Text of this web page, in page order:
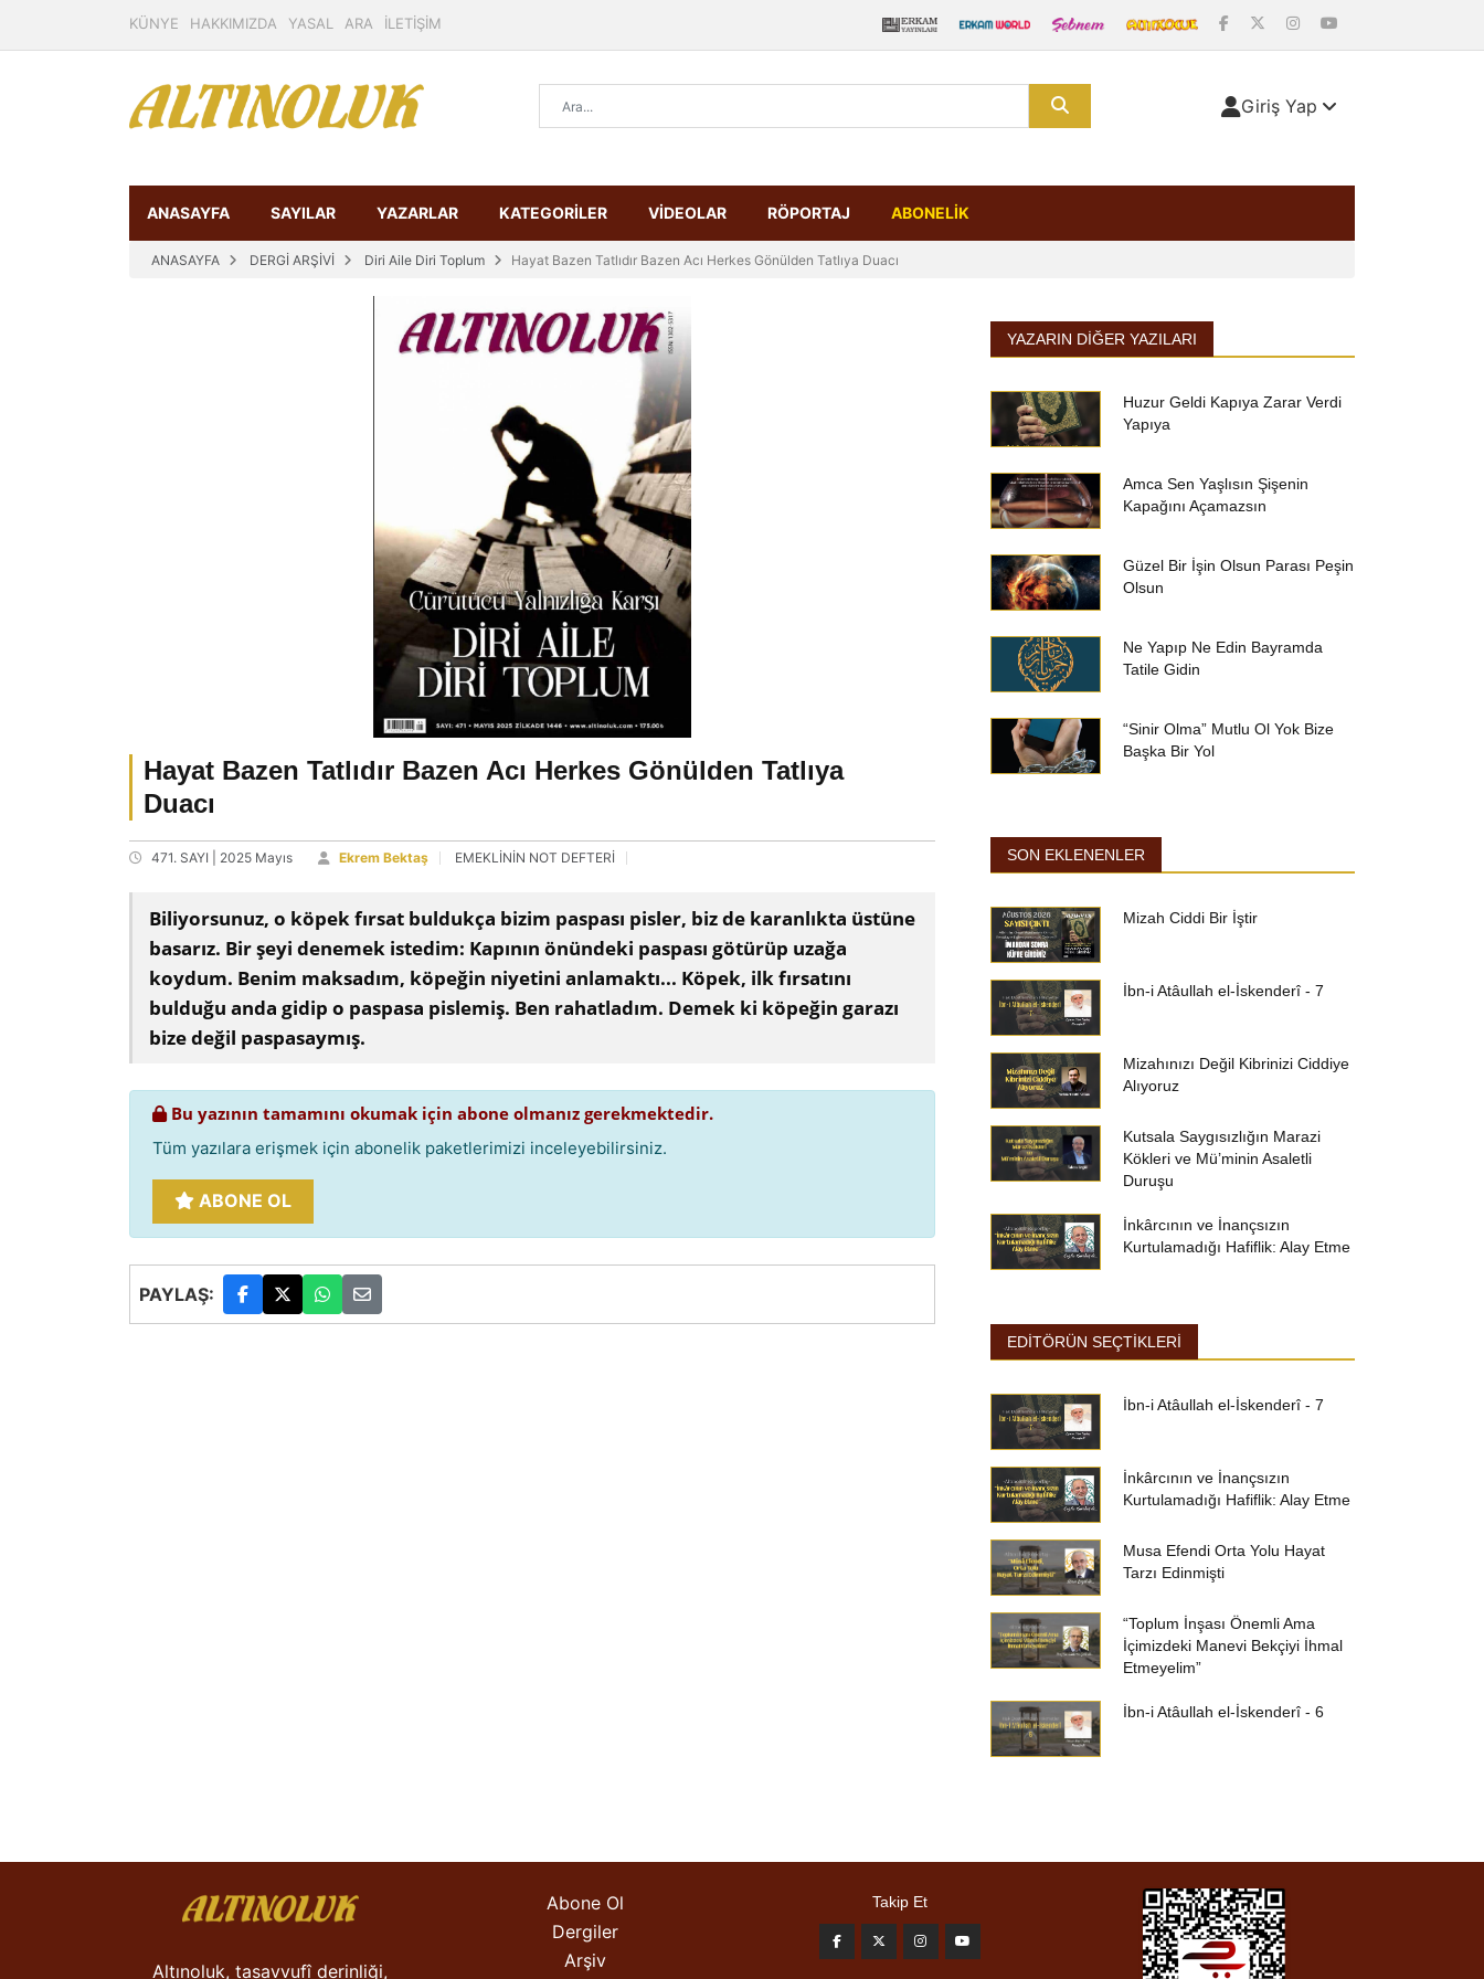
KÜNYE HAKKIMIZDA YASAL ARA İLETİŞİM
Giriş Yap
ANASAYFA SAYILAR YAZARLAR KATEGORİLER VİDEOLAR RÖPORTAJ ABONELİK
ANASAYFA DERGİ ARŞİVİ Diri Aile Diri Toplum Hayat Bazen Tatlıdır Bazen Acı Herkes Gönülden Tatlıya Duacı
Hayat Bazen Tatlıdır Bazen Acı Herkes Gönülden Tatlıya
Duacı
471. SAYI | 2025 Mayıs Ekrem Bektaş EMEKLİNİN NOT DEFTERİ
Biliyorsunuz, o köpek fırsat buldukça bizim paspası pisler, biz de karanlıkta üstüne
basarız. Bir şeyi denemek istedim: Kapının önündeki paspası götürüp uzağa
koydum. Benim maksadım, köpeğin niyetini anlamaktı... Köpek, ilk fırsatını
bulduğu anda gidip o paspasa pislemiş. Ben rahatladım. Demek ki köpeğin garazı
bize değil paspasaymış.
Bu yazının tamamını okumak için abone olmanız gerekmektedir.
Tüm yazılara erişmek için abonelik paketlerimizi inceleyebilirsiniz.
ABONE OL
PAYLAŞ:
YAZARIN DIĞER YAZILARI
Huzur Geldi Kapıya Zarar Verdi
Yapıya
Amca Sen Yaşlısın Şişenin
Kapağını Açamazsın
Güzel Bir İşin Olsun Parası Peşin
Olsun
Ne Yapıp Ne Edin Bayramda
Tatile Gidin
“Sinir Olma” Mutlu Ol Yok Bize
Başka Bir Yol
SON EKLENENLER
Mizah Ciddi Bir İştir
İbn-i Atâullah el-İskenderî - 7
Mizahınızı Değil Kibrinizi Ciddiye
Alıyoruz
Kutsala Saygısızlığın Marazi
Kökleri ve Mü’minin Asaletli
Duruşu
İnkârcının ve İnançsızın
Kurtulamadığı Hafiflik: Alay Etme
EDİTÖRÜN SEÇTİKLERİ
İbn-i Atâullah el-İskenderî - 7
İnkârcının ve İnançsızın
Kurtulamadığı Hafiflik: Alay Etme
Musa Efendi Orta Yolu Hayat
Tarzı Edinmişti
“Toplum İnşası Önemli Ama
İçimizdeki Manevi Bekçiyi İhmal
Etmeyelim”
İbn-i Atâullah el-İskenderî - 6
Altınoluk, tasavvufî derinliği,
Abone Ol
Dergiler
Arşiv
Takip Et